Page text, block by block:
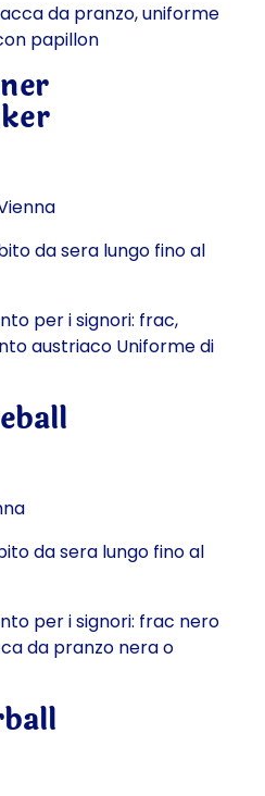
da pranzo, uniforme
papillon
da sera lungo fino al
per i signori: frac,
austriaco Uniforme di
da sera lungo fino al
per i signori: frac nero
da pranzo nera o